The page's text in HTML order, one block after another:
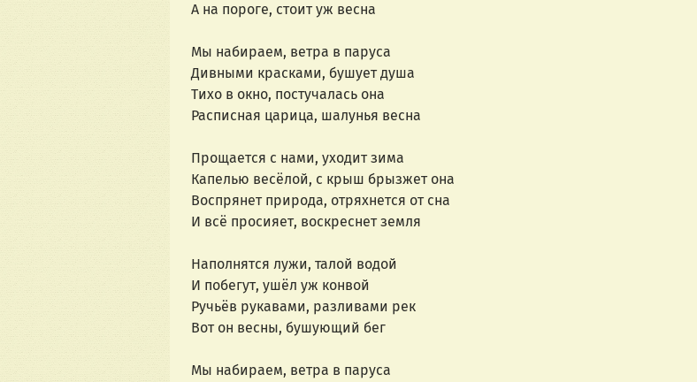
А на пороге, стоит уж весна
Мы набираем, ветра в паруса
Дивными красками, бушует душа
Тихо в окно, постучалась она
Расписная царица, шалунья весна
Прощается с нами, уходит зима
Капелью весёлой, с крыш брызжет она
Воспрянет природа, отряхнется от сна
И всё просияет, воскреснет земля
Наполнятся лужи, талой водой
И побегут, ушёл уж конвой
Ручьёв рукавами, разливами рек
Вот он весны, бушующий бег
Мы набираем, ветра в паруса